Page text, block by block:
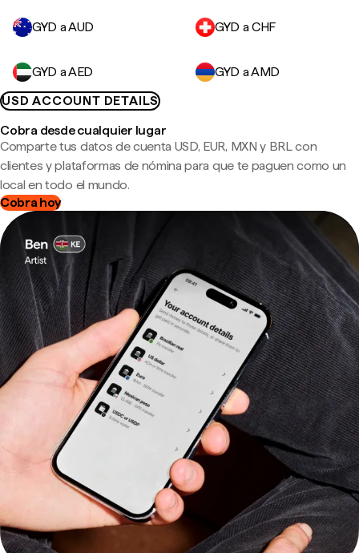
GYD a AUD GYD a CHF
GYD a AED
GYD a AMD
USD ACCOUNT DETAILS
Cobra desde cualquier lugar
Comparte tus datos de cuenta USD, EUR, MXN y BRL con
clientes y plataformas de nómina para que te paguen como un
local en todo el mundo.
Cobra hoy